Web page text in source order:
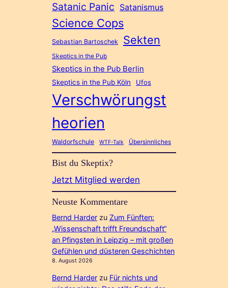
Satanic Panic Satanismus
Science Cops
Sebastian Bartoschek Sekten
Skeptics in the Pub
Skeptics in the Pub Berlin
Skeptics in the Pub Köln Ufos
Verschwörungst
heorien
Waldorfschule WTF-Talk Übersinnliches
Bist du Skeptix?
Jetzt Mitglied werden
Neuste Kommentare
Bernd Harder zuZum Fünften:
„Wissenschaft trifft Freundschaft“
an Pfingsten in Leipzig – mit großen
Gefühlen und düsteren Geschichten
8. August 2026
Bernd Harder zu Für nichts und